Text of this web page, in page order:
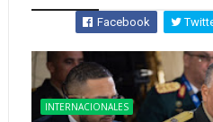
Facebook
INTERNACIONALES